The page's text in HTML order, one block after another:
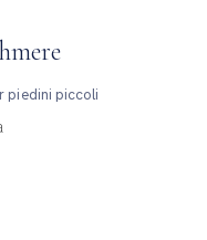
piedini piccoli